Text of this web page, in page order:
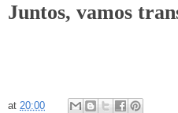
Juntos, vamos
at 20:00